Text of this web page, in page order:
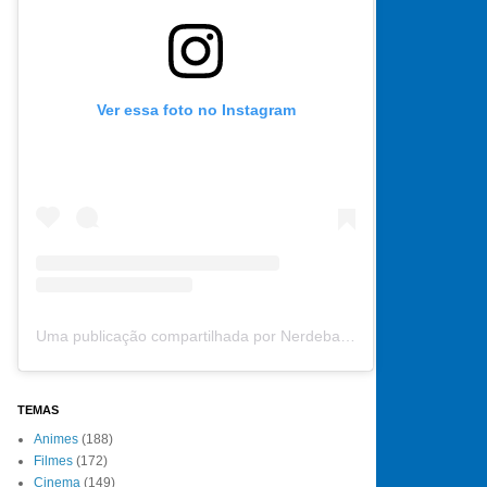
Ver essa foto no Instagram
TEMAS
Animes (188)
Filmes (172)
Cinema (149)